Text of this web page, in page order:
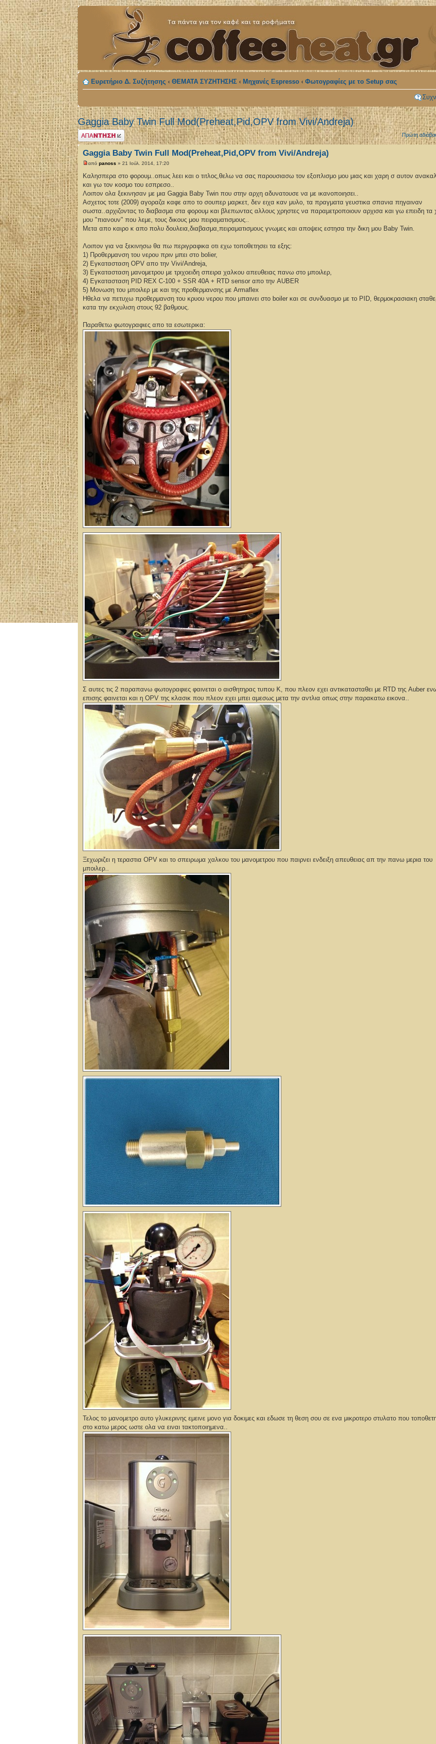
Ευρετήριο Δ. Συζήτησης ‹ ΘΕΜΑΤΑ ΣΥΖΗΤΗΣΗΣ ‹ Μηχανές Espresso ‹ Φωτογραφίες με το Setup σας
Gaggia Baby Twin Full Mod(Preheat,Pid,OPV from Vivi/Andreja)
Δημιουργία
απάντησης
Πρώτη
Gaggia Baby Twin Full Mod(Preheat,Pid,OPV from Vivi/Andreja)
από panoss » 21 Ιούλ. 2014, 17:20
Καλησπερα στο φορουμ..οπως λεει και ο τιτλος,θελω να σας παρουσιασω τον εξοπλισμο μου μιας και χαρη σ αυτον
και γω τον κοσμο του εσπρεσο..
Λοιπον ολα ξεκινησαν με μια Gaggia Baby Twin που στην αρχη αδυνατουσε να με ικανοποιησει..
Ασχετος τοτε (2009) αγοραζα καφε απο το σουπερ μαρκετ, δεν ειχα καν μυλο, τα πραγματα γευστικα σπανια πηγαιναν
σωστα..αρχιζοντας το διαβασμα στα φορουμ και βλεπωντας αλλους χρηστες να παραμετροποιουν αρχισα και γω επειδη τα
μου "πιανουν" που λεμε, τους δικους μου πειραματισμους..
Μετα απο καιρο κ απο πολυ δουλεια,διαβασμα,πειραματισμους γνωμες και αποψεις εστησα την δικη μου Baby Twin.
Λοιπον για να ξεκινησω θα πω περιγραφικα οτι εχω τοποθετησει τα εξης:
1) Προθερμανση του νερου πριν μπει στο bolier,
2) Εγκατασταση OPV απο την Vivi/Andreja,
3) Εγκατασταση μανομετρου με τριχοειδη σπειρα χαλκου απευθειας πανω στο μποιλερ,
4) Εγκατασταση PID REX C-100 + SSR 40A + RTD sensor απο την AUBER
5) Μονωση του μποιλερ με και της προθερμανσης με Armaflex
Ηθελα να πετυχω προθερμανση του κρυου νερου που μπαινει στο boiler και σε συνδυασμο με το PID, θερμοκρασιακη
κατα την εκχυλιση στους 92 βαθμους.
Παραθετω φωτογραφιες απο τα εσωτερικα:
Σ αυτες τις 2 παραπανω φωτογραφιες φαινεται ο αισθητηρας τυπου Κ, που πλεον εχει αντικατασταθει με RTD της Auber
επισης φαινεται και η OPV της κλασικ που πλεον εχει μπει αμεσως μετα την αντλια οπως στην παρακατω εικονα..
Ξεχωριζει η τεραστια OPV και το σπειρωμα χαλκου του μανομετρου που παιρνει ενδειξη απευθειας απ την πανω μερια του
μποιλερ..
Τελος το μανομετρο αυτο γλυκερινης εμεινε μονο για δοκιμες και εδωσε τη θεση σου σε ενα μικροτερο στυλατο που
στο κατω μερος ωστε ολα να ειναι τακτοποιημενα..